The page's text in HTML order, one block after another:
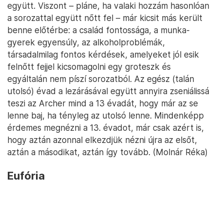
együtt. Viszont – pláne, ha valaki hozzám hasonlóan
a sorozattal együtt nőtt fel – már kicsit más került
benne előtérbe: a család fontossága, a munka-
gyerek egyensúly, az alkoholproblémák,
társadalmilag fontos kérdések, amelyeket jól esik
felnőtt fejjel kicsomagolni egy groteszk és
egyáltalán nem píszí sorozatból. Az egész (talán
utolsó) évad a lezárásával együtt annyira zseniálissá
teszi az Archer mind a 13 évadát, hogy már az se
lenne baj, ha tényleg az utolsó lenne. Mindenképp
érdemes megnézni a 13. évadot, már csak azért is,
hogy aztán azonnal elkezdjük nézni újra az elsőt,
aztán a másodikat, aztán így tovább. (Molnár Réka)
Eufória